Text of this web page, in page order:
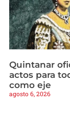
Quintanar
actos para
como eje
agosto 6, 2026